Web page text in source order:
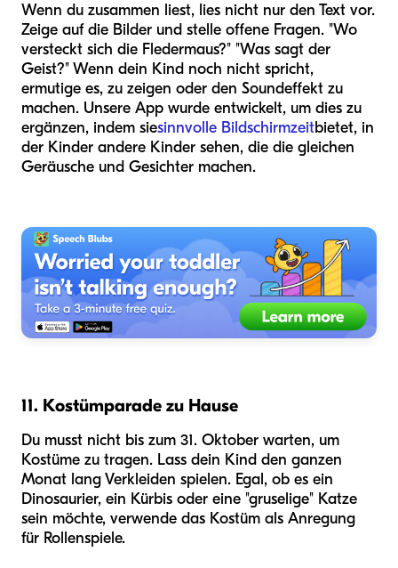
Wenn du zusammen liest, lies nicht nur den Text vor.
Zeige auf die Bilder und stelle offene Fragen. "Wo
versteckt sich die Fledermaus?" "Was sagt der
Geist?" Wenn dein Kind noch nicht spricht,
ermutige es, zu zeigen oder den Soundeffekt zu
machen. Unsere App wurde entwickelt, um dies zu
ergänzen, indem siesinnvolle Bildschirmzeitbietet, in
der Kinder andere Kinder sehen, die die gleichen
Geräusche und Gesichter machen.
11. Kostümparade zu Hause
Du musst nicht bis zum 31. Oktober warten, um
Kostüme zu tragen. Lass dein Kind den ganzen
Monat lang Verkleiden spielen. Egal, ob es ein
Dinosaurier, ein Kürbis oder eine "gruselige" Katze
sein möchte, verwende das Kostüm als Anregung
für Rollenspiele.